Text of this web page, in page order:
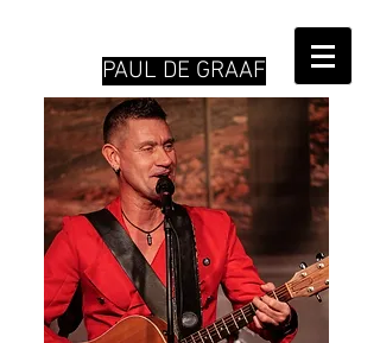
PAUL DE GRAAF